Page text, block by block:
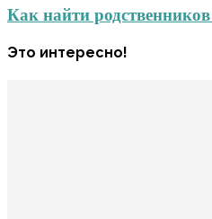
Как найти
Это интересно!